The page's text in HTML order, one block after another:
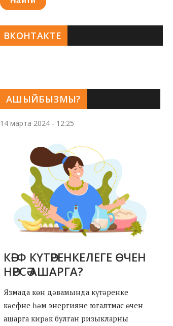
АШЫЙБЫЗМЫ?
14 марта 2024 - 12:25
КӘЕФ КҮТӘРЕНКЕЛЕГЕ ӨЧЕН
НӘРСӘ АШАРГА?
Язмада көн дәвамында күтәренке
кәефне һәм энергияне югалтмас өчен
ашарга кирәк булган ризыкларны
ВКОНТАКТЕ